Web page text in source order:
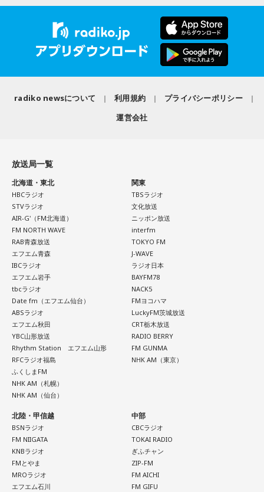
radiko newsについて 利用規約
プライバシーポリシー
運営会社
放送局一覧
北海道・東北
HBCラジオ
STVラジオ
AIR-G'（FM北海道）
FM NORTH WAVE
RAB青森放送
エフエム青森
IBCラジオ
エフエム岩手
tbcラジオ
Date fm（エフエム仙台）
ABSラジオ
エフエム秋田
YBC山形放送
Rhythm Station エフエム山形
RFCラジオ福島
ふくしまFM
NHK AM（札幌）
NHK AM（仙台）
関東
TBSラジオ
文化放送
ニッポン放送
interfm
TOKYO FM
J-WAVE
ラジオ日本
BAYFM78
NACK5
FMヨコハマ
LuckyFM茨城放送
CRT栃木放送
RADIO BERRY
FM GUNMA
NHK AM（東京）
北陸・甲信越
BSNラジオ
FM NIIGATA
KNBラジオ
FMとやま
MROラジオ
エフエム石川
中部
CBCラジオ
TOKAI RADIO
ぎふチャン
ZIP-FM
FM AICHI
FM GIFU